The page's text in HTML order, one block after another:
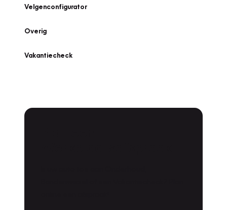
Velgenconfigurator
Overig
Vakantiecheck